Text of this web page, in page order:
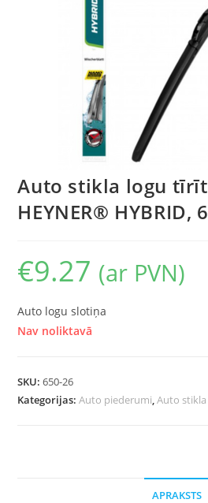
Auto stikla logu
HEYNER® HYBRID,
€9.27 (ar PVN)
Auto logu slotiņa
Nav noliktavā
SKU:650-26
Kategorijas:Auto piederumi,Auto
APRAKSTS